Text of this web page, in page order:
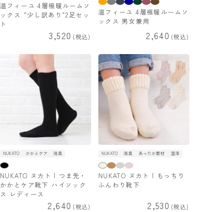
温フィーユ 4層極暖ルームソ
ックス ”少し訳あり”2足セッ
ト
3,520 税込
温フィーユ 4層極暖ルームソ
ックス 男女兼用
2,640 税込
NUKATO かかとケア 消臭
NUKATO ヌカト | つま先・
かかとケア靴下 ハイソック
ス レディース
2,640 税込
NUKATO 消臭 あったか素材 温活
NUKATO ヌカト | もっちり
ふんわり靴下
2,530 税込